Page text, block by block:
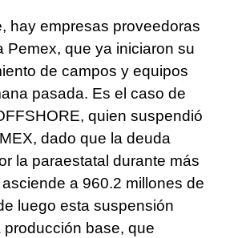
hay empresas proveedoras
Pemex, que ya iniciaron su
de campos y equipos
pasada. Es el caso de
quien suspendió
dado que la deuda
la paraestatal durante más
a 960.2 millones de
luego esta suspensión
producción base, que